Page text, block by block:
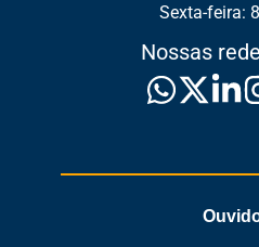
Sexta-feira:
Nossas